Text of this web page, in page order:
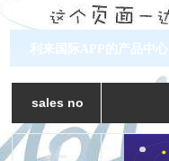
利来国际APP的产品中心
sales no